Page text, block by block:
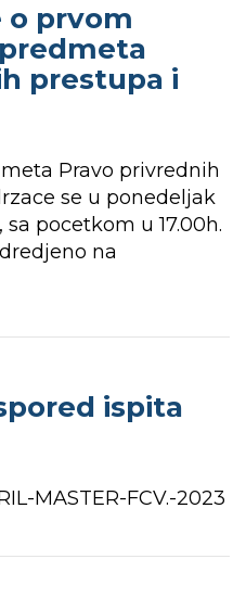
o prvom
prestupa i
Pravo privrednih
se u ponedeljak
pocetkom u 17.00h.
na
ispita
MASTER-FCV.-2023